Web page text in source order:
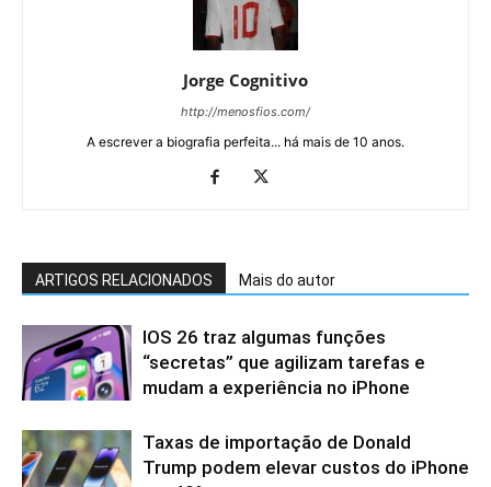
Jorge Cognitivo
http://menosfios.com/
A escrever a biografia perfeita... há mais de 10 anos.
ARTIGOS RELACIONADOS Mais do autor
IOS 26 traz algumas funções
“secretas” que agilizam tarefas e
mudam a experiência no iPhone
Taxas de importação de Donald
Trump podem elevar custos do iPhone